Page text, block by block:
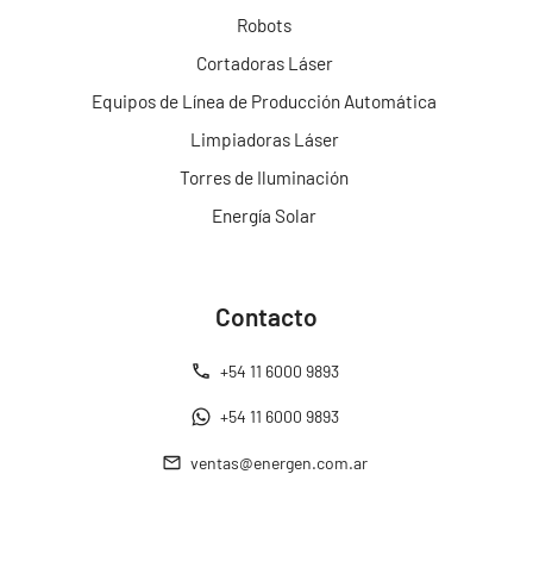
Robots
Cortadoras Láser
Equipos de Línea de Producción Automática
Limpiadoras Láser
Torres de Iluminación
Energía Solar
Contacto
+54 11 6000 9893
+54 11 6000 9893
ventas@energen.com.ar